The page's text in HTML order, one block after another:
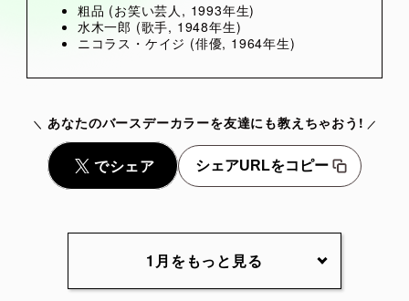
粗品 (お笑い芸人, 1993年生)
水木一郎 (歌手, 1948年生)
ニコラス・ケイジ (俳優, 1964年生)
あなたのバースデーカラーを友達にも教えちゃおう!
シェアURLをコピー
1月をもっと見る